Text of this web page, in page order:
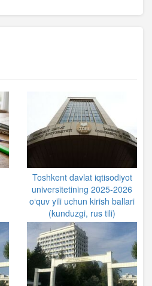
Toshkent davlat iqtisodiyot
universitetining 2025-2026
o‘quv yili uchun kirish ballari
(kunduzgi, rus tili)